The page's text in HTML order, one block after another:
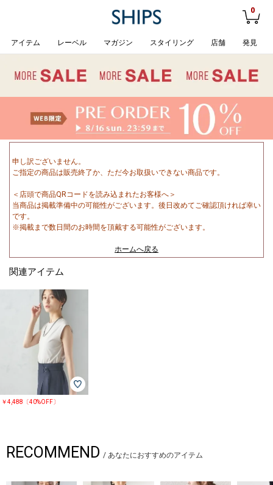
0
アイテム レーベル マガジン スタイリング 店舗 発見
申し訳ございません。
ご指定の商品は販売終了か、ただ今お取扱いできない商品です。
＜店頭で商品QRコードを読み込まれたお客様へ＞
当商品は掲載準備中の可能性がございます。後日改めてご確認頂ければ幸い
です。
※掲載まで数日間のお時間を頂戴する可能性がございます。
ホームへ戻る
関連アイテム
￥4,488〔40%OFF〕
RECOMMEND / あなたにおすすめのアイテム